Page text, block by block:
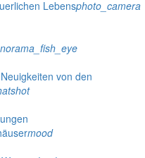
Lebensphoto_camera
von den
mood